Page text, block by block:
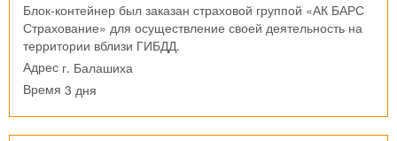
Блок-контейнер был заказан страховой группой «АК БАРС
Страхование» для осуществление своей деятельность на
территории вблизи ГИБДД.
Адрес г. Балашиха
Время 3 дня